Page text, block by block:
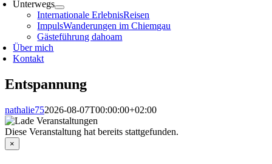
Unterwegs
Internationale ErlebnisReisen
ImpulsWanderungen im Chiemgau
Gästeführung dahoam
Über mich
Kontakt
Entspannung
nathalie752026-08-07T00:00:00+02:00
Diese Veranstaltung hat bereits stattgefunden.
×